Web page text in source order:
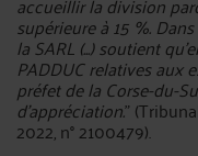
supérieure à 15 %.
la SARL (...) soutient
PADDUC relatives aux
préfet de la Corse-du-
d'appréciation."
2022, n° 2100479).